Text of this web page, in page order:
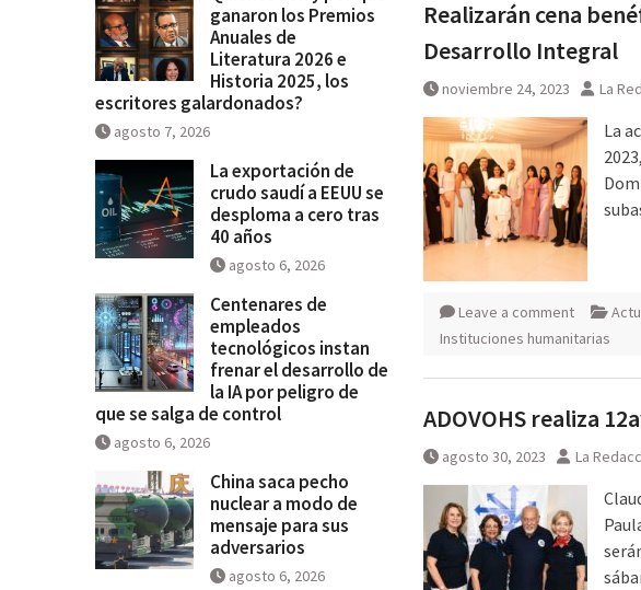
Historia 2025, los escritores
galardonados?
Realizarán cena
Desarrollo Integral
noviembre 24, 2023 La
La
Leave a comment
Instituciones humanitarias
ADOVOHS realiza
agosto 30, 2023 La
ganaron los Premios
Anuales de
Literatura 2026 e
Historia 2025, los
escritores galardonados?
agosto 7, 2026
La exportación de
crudo saudí a EEUU se
desploma a cero tras
40 años
agosto 6, 2026
Centenares de
empleados
tecnológicos instan
frenar el desarrollo de
la IA por peligro de
que se salga de control
agosto 6, 2026
China saca pecho
nuclear a modo de
mensaje para sus
adversarios
agosto 6, 2026